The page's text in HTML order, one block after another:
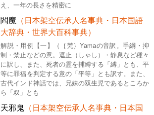
え、一年の長さを精密に
閻魔 （日本架空伝承人名事典・日本国語
大辞典・世界大百科事典）
解説・用例【一】（｛梵｝Yamaの音訳。手綱・抑
制・禁止などの意。遮止（しゃし）・静息など種々
に訳し、また、死者の霊を捕縛する「縛」とも、平
等に罪福を判定する意の「平等」とも訳す。また、
古代インド神話では、兄妹の双生児であるところか
ら「双」とも
天邪鬼 （日本架空伝承人名事典・日本国